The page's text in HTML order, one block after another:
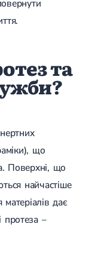
(ЖКХ)
хвороби
та
що
Поверхні, що
найчастіше
дає
протеза –